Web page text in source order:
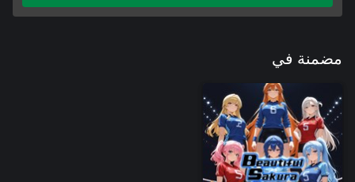
مضمنة في